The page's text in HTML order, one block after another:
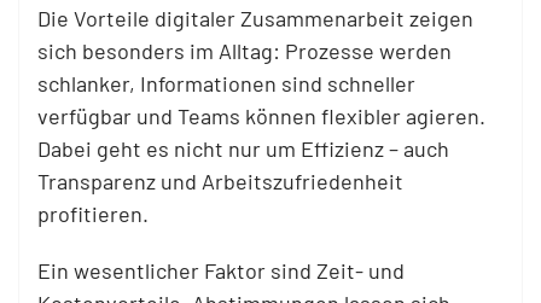
Die Vorteile digitaler Zusammenarbeit zeigen
sich besonders im Alltag: Prozesse werden
schlanker, Informationen sind schneller
verfügbar und Teams können flexibler agieren.
Dabei geht es nicht nur um Effizienz – auch
Transparenz und Arbeitszufriedenheit
profitieren.
Ein wesentlicher Faktor sind Zeit- und